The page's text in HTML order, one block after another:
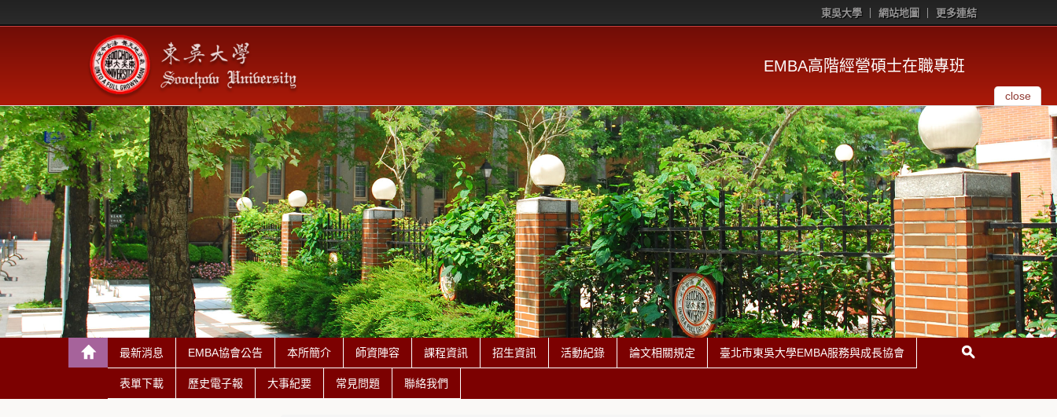
東吳大學 網站地圖 更多連結
EMBA高階經營碩士在職專班
close
最新消息 EMBA協會公告 本所簡介 師資陣容 課程資訊 招生資訊 活動紀錄 論文相關規定 臺北市東吳大學EMBA服務與成長協會
表單下載 歷史電子報 大事紀要 常見問題 聯絡我們